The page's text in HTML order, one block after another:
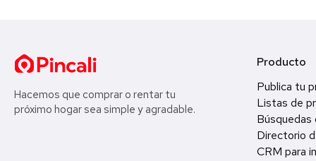
Hacemos que comprar o rentar tu
próximo hogar sea simple y agradable.
Producto
Publica tu
Listas de
Búsquedas
Directorio
CRM para